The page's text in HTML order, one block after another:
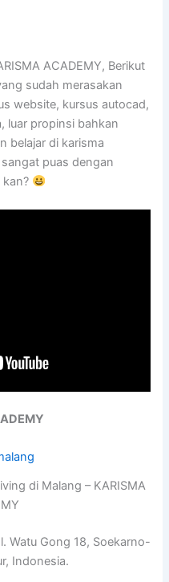
ACADEMY, Berikut
sudah merasakan
website, kursus autocad,
luar propinsi bahkan
belajar di karisma
puas dengan
di Malang – KARISMA
Watu Gong 18, Soekarno-
Indonesia.